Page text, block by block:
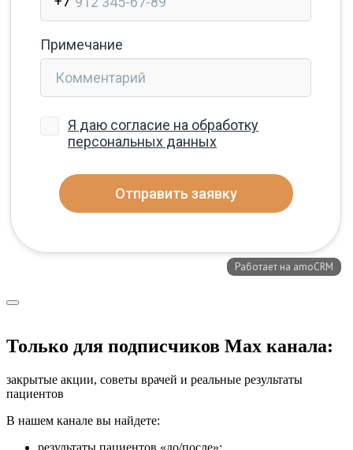
Только для подписчиков Max канала:
закрытые акции, советы врачей и реальные результаты
пациентов
В нашем канале вы найдете:
результаты пациентов «до/после»;